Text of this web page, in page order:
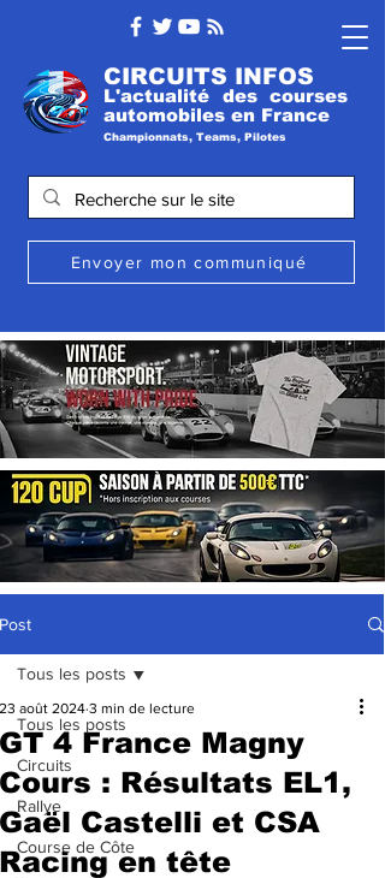
CIRCUITS INFOS
L'actualité des courses
automobiles en France
Championnats, Teams, Pilotes
Envoyer mon communiqué
Post
Tous les posts
Circuits
Rallye
Course de Côte
Tous les posts
GT 4 France Magny
Cours : Résultats EL1,
Gaël Castelli et CSA
Racing en tête
23 août 2024 3 min de lecture